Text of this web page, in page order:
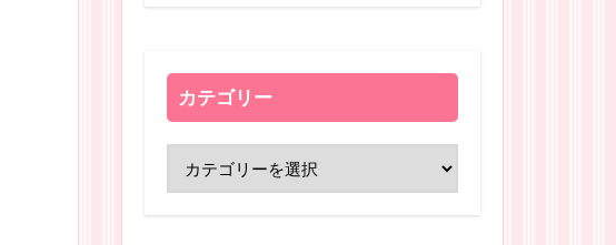
カテゴリー